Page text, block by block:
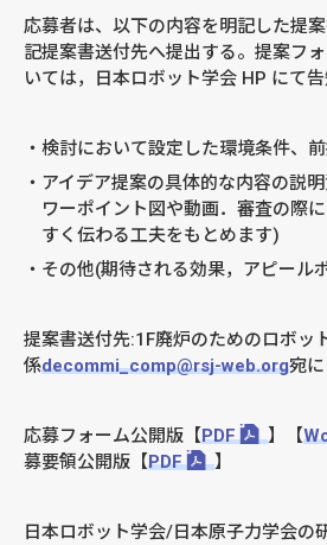
応募者は、以下の内容を明記した提
記提案書送付先へ提出する。提案フ
いては，日本ロボット学会 HP にて
検討において設定した環境条件、
アイデア提案の具体的な内容の説
ワーポイント図や動画．審査の際
すく伝わる工夫をもとめます)
その他(期待される効果，アピール
提案書送付先:1F廃炉のためのロボッ
係decommi_comp@rsj-web.org宛
応募フォーム公開版【PDF 】【
募要領公開版【PDF 】
日本ロボット学会/日本原子力学会の